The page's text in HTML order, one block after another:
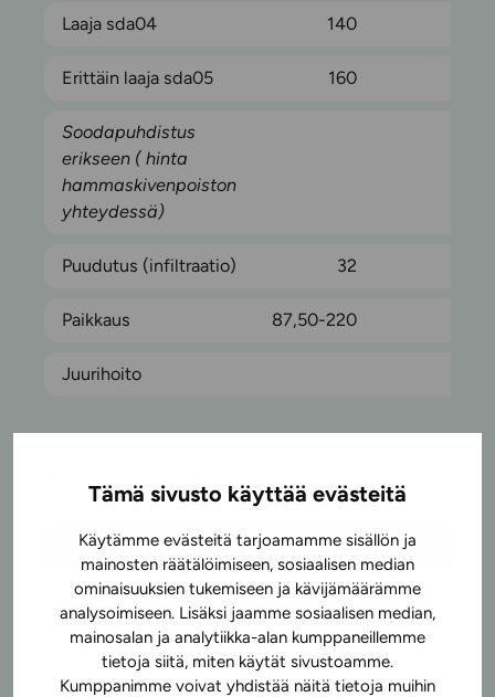
Tämä sivusto käyttää evästeitä
Käytämme evästeitä tarjoamamme sisällön ja
mainosten räätälöimiseen, sosiaalisen median
ominaisuuksien tukemiseen ja kävijämäärämme
analysoimiseen. Lisäksi jaamme sosiaalisen median,
mainosalan ja analytiikka-alan kumppaneillemme
tietoja siitä, miten käytät sivustoamme.
Kumppanimme voivat yhdistää näitä tietoja muihin
Laaja sda04 140
Erittäin laaja sda05 160
Soodapuhdistus
erikseen ( hinta
hammaskivenpoiston
yhteydessä)
Puudutus (infiltraatio) 32
Paikkaus 87,50-220
Juurihoito
Esimerkkejä hinnastostamme
Toimenpide Hinta
Hampaan poisto 140
Vaativa hampaan poisto
ilman leikkausta
185